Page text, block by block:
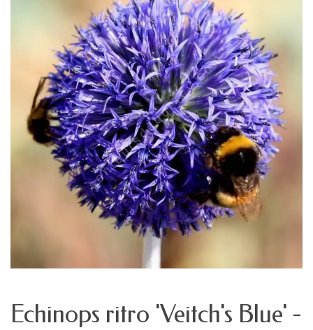
Echinops ritro 'Veitch's Blue' -